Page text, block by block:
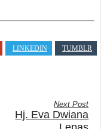
LINKEDIN
TUMBLR
Next Post
Hj. Eva Dwiana